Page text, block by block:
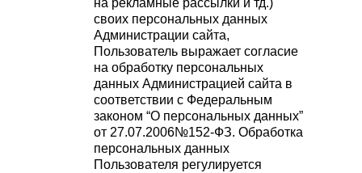
на рекламные рассылки и тд.)
своих персональных данных
Администрации сайта,
Пользователь выражает согласие
на обработку персональных
данных Администрацией сайта в
соответствии с Федеральным
законом “О персональных данных”
от 27.07.2006№152-ФЗ. Обработка
персональных данных
Пользователя регулируется